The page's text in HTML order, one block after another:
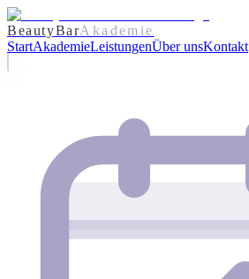
BeautyBarAkademie
StartAkademieLeistungenÜber unsKontakt